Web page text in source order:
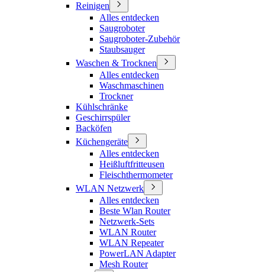
Reinigen
Alles entdecken
Saugroboter
Saugroboter-Zubehör
Staubsauger
Waschen & Trocknen
Alles entdecken
Waschmaschinen
Trockner
Kühlschränke
Geschirrspüler
Backöfen
Küchengeräte
Alles entdecken
Heißluftfritteusen
Fleischthermometer
WLAN Netzwerk
Alles entdecken
Beste Wlan Router
Netzwerk-Sets
WLAN Router
WLAN Repeater
PowerLAN Adapter
Mesh Router